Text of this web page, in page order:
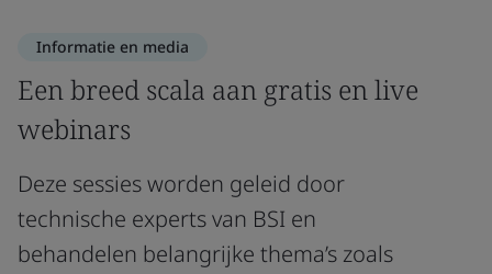
Informatie en media
Een breed scala aan gratis en live
webinars
Deze sessies worden geleid door
technische experts van BSI en
behandelen belangrijke thema’s zoals